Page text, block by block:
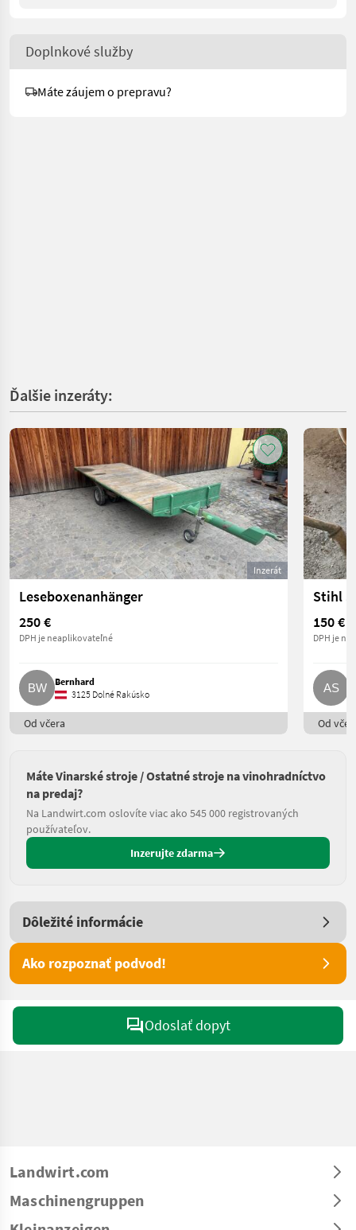
Doplnkové služby
Máte záujem o prepravu?
Ďalšie inzeráty:
Inzerát
Leseboxenanhänger
250 €
DPH je neaplikovateľné
Bernhard
3125 Dolné Rakúsko
Od včera
Stihl
150 €
DPH je
Od
Máte Vinarské stroje / Ostatné stroje na vinohradníctvo
na predaj?
Na Landwirt.com oslovíte viac ako 545 000 registrovaných
používateľov.
Inzerujte zdarma
Dôležité informácie
Ako rozpoznať podvod!
Odoslať dopyt
Landwirt.com
Maschinengruppen